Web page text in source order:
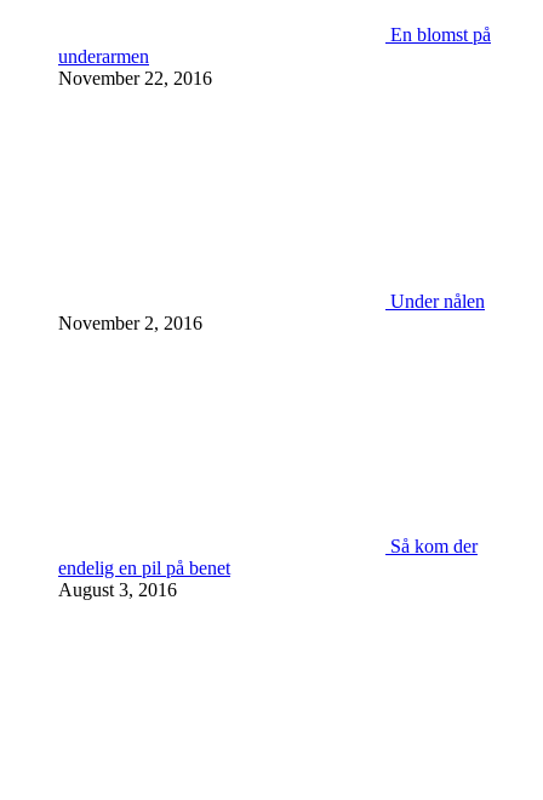
En blomst på
underarmen
November 22, 2016
Under nålen
November 2, 2016
Så kom der
endelig en pil på benet
August 3, 2016